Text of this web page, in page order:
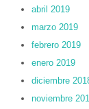
abril 2019
marzo 2019
febrero 2019
enero 2019
diciembre
noviembre